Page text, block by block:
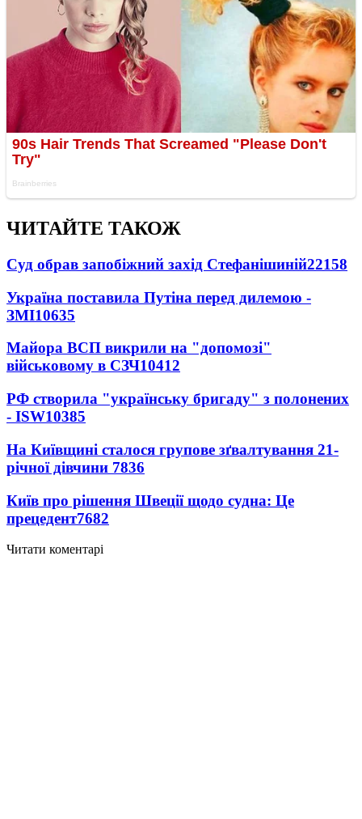
ЧИТАЙТЕ ТАКОЖ
Суд обрав запобіжний захід Стефанішиній22158
Україна поставила Путіна перед дилемою -
ЗМІ10635
Майора ВСП викрили на "допомозі"
військовому в СЗЧ10412
РФ створила "українську бригаду" з полонених
- ISW10385
На Київщині сталося групове зґвалтування 21-
річної дівчини 7836
Київ про рішення Швеції щодо судна: Це
прецедент7682
Читати коментарі